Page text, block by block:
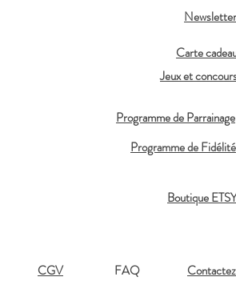
Newsletter
Carte
Jeux et
Programme de Parrainage
Programme de Fidélité
Boutique ETSY
CGV FAQ